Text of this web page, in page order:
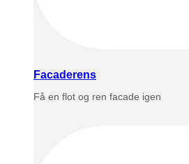
Facaderens
Få en flot og ren facade igen